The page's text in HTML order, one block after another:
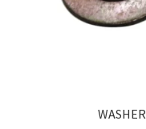
WASHER